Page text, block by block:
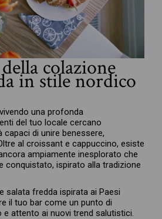
colazione
in stile nordico
una profonda
del tuo locale cercano
di unire benessere,
al croissant e cappuccino, esiste
ampiamente inesplorato che
conquistato, ispirato alla tradizione
salata fredda ispirata ai Paesi
il tuo bar come un punto di
attento ai nuovi trend salutistici.